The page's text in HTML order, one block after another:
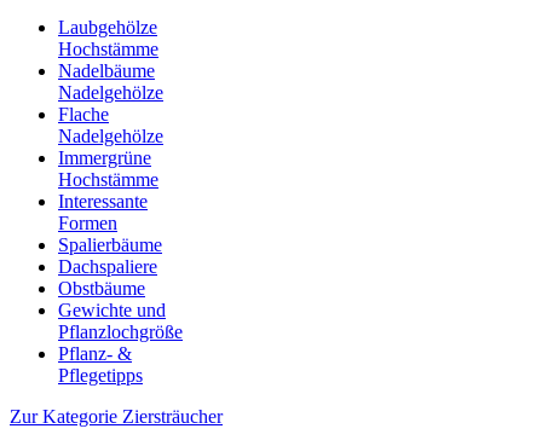
Laubgehölze
Hochstämme
Nadelbäume
Nadelgehölze
Flache
Nadelgehölze
Immergrüne
Hochstämme
Interessante
Formen
Spalierbäume
Dachspaliere
Obstbäume
Gewichte und
Pflanzlochgröße
Pflanz- &
Pflegetipps
Zur Kategorie Ziersträucher